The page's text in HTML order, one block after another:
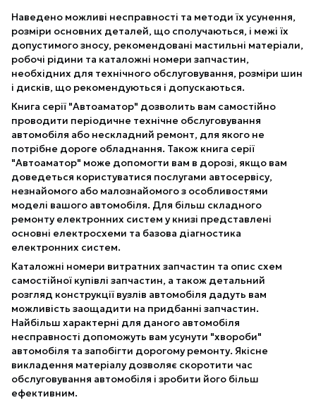
Наведено можливі несправності та методи їх усунення,
розміри основних деталей, що сполучаються, і межі їх
допустимого зносу, рекомендовані мастильні матеріали,
робочі рідини та каталожні номери запчастин,
необхідних для технічного обслуговування, розміри шин
і дисків, що рекомендуються і допускаються.
Книга серії "Автоаматор" дозволить вам самостійно
проводити періодичне технічне обслуговування
автомобіля або нескладний ремонт, для якого не
потрібне дороге обладнання. Також книга серії
"Автоаматор" може допомогти вам в дорозі, якщо вам
доведеться користуватися послугами автосервісу,
незнайомого або малознайомого з особливостями
моделі вашого автомобіля. Для більш складного
ремонту електронних систем у книзі представлені
основні електросхеми та базова діагностика
електронних систем.
Каталожні номери витратних запчастин та опис схем
самостійної купівлі запчастин, а також детальний
розгляд конструкції вузлів автомобіля дадуть вам
можливість заощадити на придбанні запчастин.
Найбільш характерні для даного автомобіля
несправності допоможуть вам усунути "хвороби"
автомобіля та запобігти дорогому ремонту. Якісне
викладення матеріалу дозволяє скоротити час
обслуговування автомобіля і зробити його більш
ефективним.